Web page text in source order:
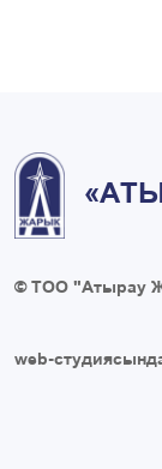
© ТОО "Атырау
web-